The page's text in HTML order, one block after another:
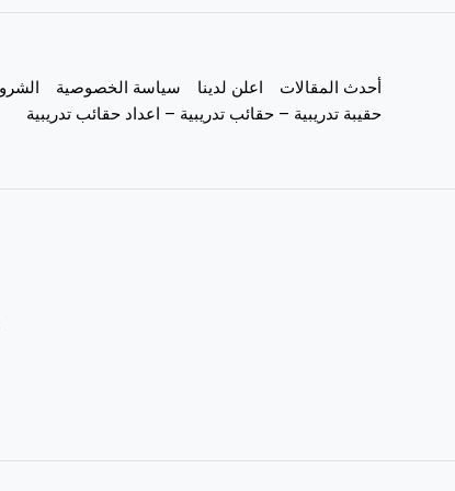
أحدث المقالات اعلن لدينا سياسة الخصوصية
حقيبة تدريبية – حقائب تدريبية – اعداد حقائب تدريبية